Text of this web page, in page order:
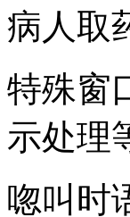
病人取
特殊窗
示处理
唿叫时